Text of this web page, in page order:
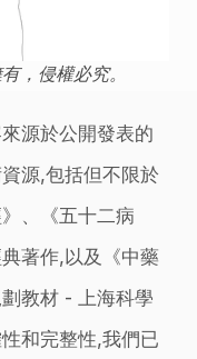
，侵權必究。
源於公開發表的
源,包括但不限於
、《五十二病
著作,以及《中藥
教材 - 上海科學
和完整性,我們已